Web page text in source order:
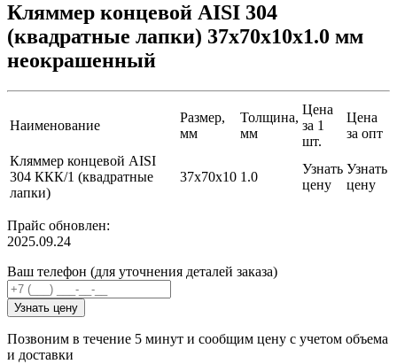
Кляммер концевой AISI 304
(квадратные лапки) 37х70х10х1.0 мм
неокрашенный
Наименование
Размер,
мм
Толщина,
мм
Цена
за 1
шт.
Цена
за опт
Кляммер концевой AISI
304 ККК/1 (квадратные
лапки)
37х70х10 1.0
Узнать
цену
Узнать
цену
Прайс обновлен:
2025.09.24
Ваш телефон (для уточнения деталей заказа)
Узнать цену
Позвоним в течение 5 минут и сообщим цену с учетом объема
и доставки